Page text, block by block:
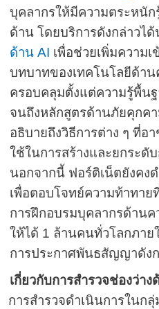
บุคลากรให้มีความตระหนัก
ด้าน โดยบริการดังกล่าวไ
ด้านAI เพื่อช่วยเพิ่มความ
บทบาทของเทคโนโลยีด้า
ครอบคลุมตั้งแต่ความรู้พื้นฐ
จนถึงหลักสูตรด้านภัยคุกค
อธิบายถึงวิธีการต่าง ๆ ที่อ
ใช้ในการสร้างและยกระดั
นอกจากนี้ ฟอร์ติเน็ตยังคง
เพื่อตอบโจทย์ความท้าทาย
การฝึกอบรมบุคลากรด้าน
ให้ได้ 1 ล้านคนทั่วโลกภาย
การประกาศพันธสัญญาดัง
เกี่ยวกับการสำรวจช่องว่า
การสำรวจดำเนินการในก